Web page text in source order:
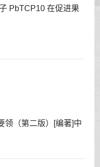
PbTCP10 在促进果
领（第二版）[编著]中